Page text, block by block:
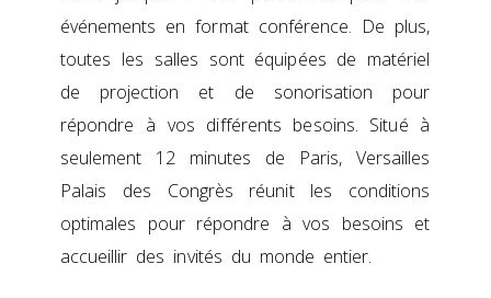
événements en format conférence. De plus,
toutes les salles sont équipées de matériel
de projection et de sonorisation pour
répondre à vos différents besoins. Situé à
seulement 12 minutes de Paris, Versailles
Palais des Congrès réunit les conditions
optimales pour répondre à vos besoins et
accueillir des invités du monde entier.